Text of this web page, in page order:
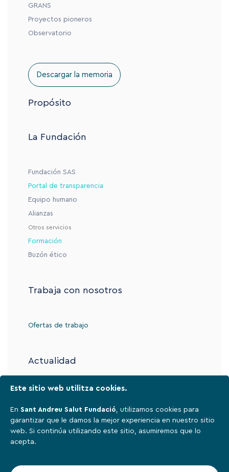
Este sitio web utilitza cookies.
En Sant Andreu Salut Fundació, utilizamos cookies para
garantizar que le damos la mejor experiencia en nuestro sitio
web. Si continúa utilizando este sitio, asumiremos que lo
acepta.
GRANS
Proyectos pioneros
Observatorio
Descargar la memoria
Propósito
La Fundación
Fundación SAS
Portal de transparencia
Equipo humano
Alianzas
Otros servicios
Formación
Buzón ético
Trabaja con nosotros
Ofertas de trabajo
Actualidad
Aviso legal